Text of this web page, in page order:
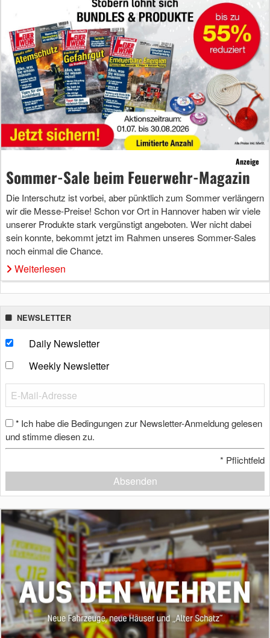
Anzeige
Sommer-Sale beim Feuerwehr-Magazin
Die Interschutz ist vorbei, aber pünktlich zum Sommer verlängern
wir die Messe-Preise! Schon vor Ort in Hannover haben wir viele
unserer Produkte stark vergünstigt angeboten. Wer nicht dabei
sein konnte, bekommt jetzt im Rahmen unseres Sommer-Sales
noch einmal die Chance.
Weiterlesen
NEWSLETTER
Daily Newsletter
Weekly Newsletter
* Ich habe die Bedingungen zur Newsletter-Anmeldung gelesen
und stimme diesen zu.
* Pflichtfeld
Absenden